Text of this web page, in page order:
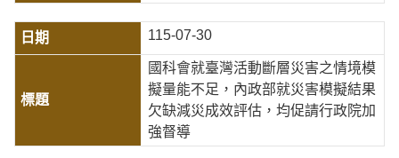
115-07-30
國科會就臺灣活動斷層災害之情境模
擬量能不足，內政部就災害模擬結果
欠缺減災成效評估，均促請行政院加
強督導